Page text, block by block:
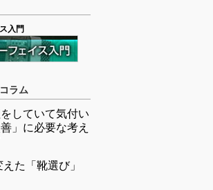
入門
ラム
していて気付い
」に必要な考え
た「靴選び」